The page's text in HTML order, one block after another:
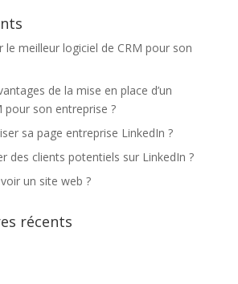
le meilleur logiciel de CRM pour son
de la mise en place d’un
pour son entreprise ?
sa page entreprise LinkedIn ?
des clients potentiels sur LinkedIn ?
un site web ?
récents